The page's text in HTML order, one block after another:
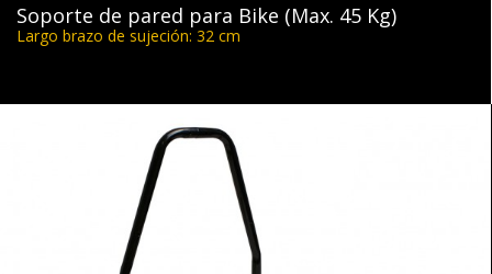
Soporte de pared para Bike (Max. 45 Kg)
Largo brazo de sujeción: 32 cm